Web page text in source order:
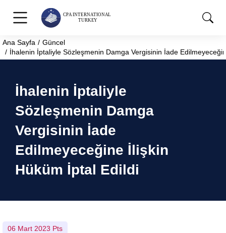
You are here:
Ana Sayfa
Güncel
İhalenin İptaliyle Sözleşmenin Damga Vergisinin İade
İhalenin İptaliyle
Sözleşmenin Damga
Vergisinin İade
Edilmeyeceğine İlişkin
Hüküm İptal Edildi
06 Mart 2023 Pts